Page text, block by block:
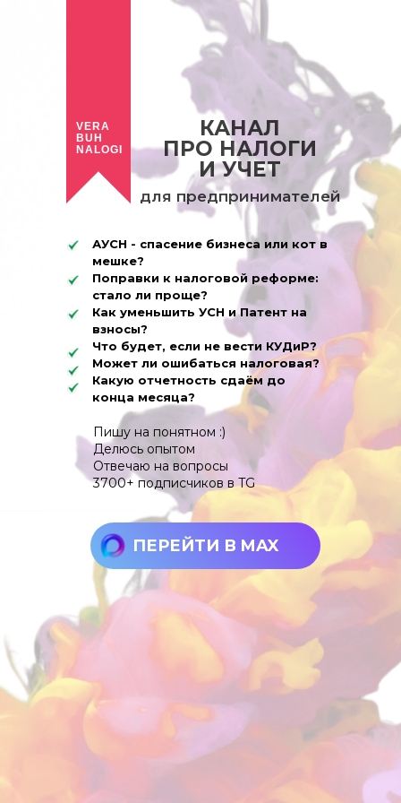
Пишу на понятном :)
Делюсь опытом
Отвечаю на вопросы
3700+ подписчиков в TG
ПЕРЕЙТИ В MAX
АУСН - спасение бизнеса или кот в
мешке?
Поправки к налоговой реформе:
стало ли проще?
Как уменьшить УСН и Патент на
взносы?
Что будет, если не вести КУДиР?
Может ли ошибаться налоговая?
Какую отчетность сдаём до
конца месяца?
VERA
BUH
NALOGI
для предпринимателей
КАНАЛ
ПРО НАЛОГИ
И УЧЕТ